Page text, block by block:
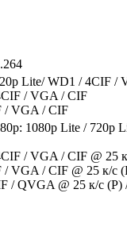
Lite/ WD1 / 4CIF /
/ VGA / CIF
/ VGA / CIF
1080p Lite / 720p
/ VGA / CIF @ 25
VGA / CIF @ 25 к/с
/ QVGA @ 25 к/с (P)